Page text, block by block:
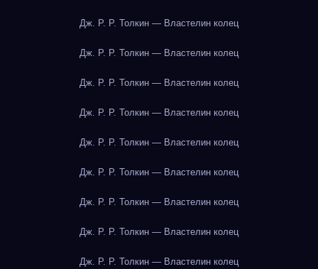
Дж. Р. Р. Толкин — Властелин колец
Дж. Р. Р. Толкин — Властелин колец
Дж. Р. Р. Толкин — Властелин колец
Дж. Р. Р. Толкин — Властелин колец
Дж. Р. Р. Толкин — Властелин колец
Дж. Р. Р. Толкин — Властелин колец
Дж. Р. Р. Толкин — Властелин колец
Дж. Р. Р. Толкин — Властелин колец
Дж. Р. Р. Толкин — Властелин колец